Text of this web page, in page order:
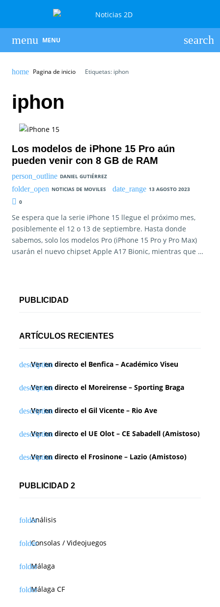
MENU
Pagina de inicio Etiquetas: iphon
iphon
Los modelos de iPhone 15 Pro aún
pueden venir con 8 GB de RAM
DANIEL GUTIÉRREZ
NOTICIAS DE MOVILES
13 AGOSTO 2023
0
Se espera que la serie iPhone 15 llegue el próximo mes,
posiblemente el 12 o 13 de septiembre. Hasta donde
sabemos, solo los modelos Pro (iPhone 15 Pro y Pro Max)
usarán el nuevo chipset Apple A17 Bionic, mientras que …
PUBLICIDAD
ARTÍCULOS RECIENTES
Ver en directo el Benfica – Académico Viseu
Ver en directo el Moreirense – Sporting Braga
Ver en directo el Gil Vicente – Rio Ave
Ver en directo el UE Olot – CE Sabadell (Amistoso)
Ver en directo el Frosinone – Lazio (Amistoso)
PUBLICIDAD 2
Análisis
Consolas / Videojuegos
Málaga
Málaga CF